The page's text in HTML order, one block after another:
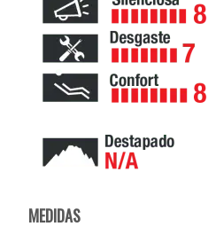
MEDIDAS